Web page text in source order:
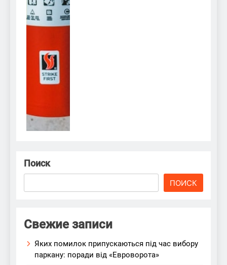
Поиск
ПОИСК
Свежие записи
Яких помилок припускаються під час вибору
паркану: поради від «Евроворота»